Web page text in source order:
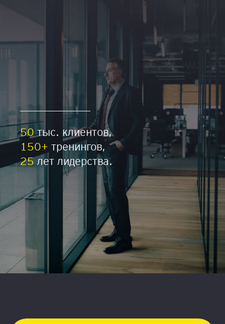
50тыс. клиентов,
150+ тренингов,
25лет лидерства.